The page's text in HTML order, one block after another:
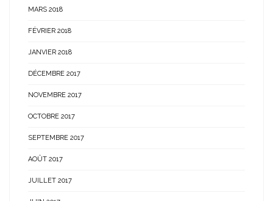
MARS 2018
FÉVRIER 2018
JANVIER 2018
DÉCEMBRE 2017
NOVEMBRE 2017
OCTOBRE 2017
SEPTEMBRE 2017
AOÛT 2017
JUILLET 2017